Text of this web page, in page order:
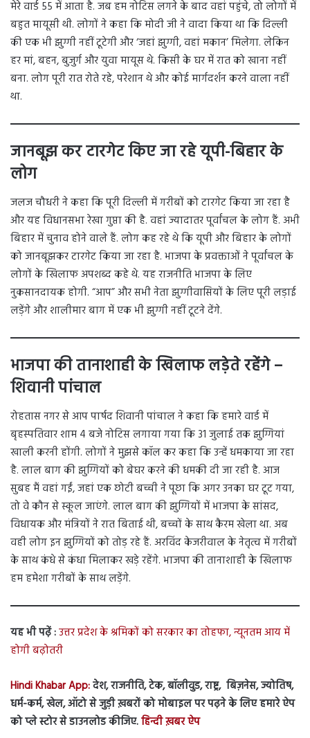
मेरे वार्ड 55 में आता है. जब हम नोटिस लगने के बाद वहां पहुंचे, तो लोगों में
बहुत मायूसी थी. लोगों ने कहा कि मोदी जी ने वादा किया था कि दिल्ली
की एक भी झुग्गी नहीं टूटेगी और ‘जहां झुग्गी, वहां मकान’ मिलेगा. लेकिन
हर मां, बहन, बुजुर्ग और युवा मायूस थे. किसी के घर में रात को खाना नहीं
बना. लोग पूरी रात रोते रहे, परेशान थे और कोई मार्गदर्शन करने वाला नहीं
था.
जानबूझ कर टारगेट किए जा रहे यूपी-बिहार के
लोग
जलज चौधरी ने कहा कि पूरी दिल्ली में गरीबों को टारगेट किया जा रहा है
और यह विधानसभा रेखा गुप्ता की है. वहां ज्यादातर पूर्वांचल के लोग हैं. अभी
बिहार में चुनाव होने वाले हैं. लोग कह रहे थे कि यूपी और बिहार के लोगों
को जानबूझकर टारगेट किया जा रहा है. भाजपा के प्रवक्ताओं ने पूर्वांचल के
लोगों के खिलाफ अपशब्द कहे थे. यह राजनीति भाजपा के लिए
नुकसानदायक होगी. “आप” और सभी नेता झुग्गीवासियों के लिए पूरी लड़ाई
लड़ेंगे और शालीमार बाग में एक भी झुग्गी नहीं टूटने देंगे.
भाजपा की तानाशाही के खिलाफ लड़ेते रहेंगे –
शिवानी पांचाल
रोहतास नगर से आप पार्षद शिवानी पांचाल ने कहा कि हमारे वार्ड में
बृहस्पतिवार शाम 4 बजे नोटिस लगाया गया कि 31 जुलाई तक झुग्गियां
खाली करनी होंगी. लोगों ने मुझसे कॉल कर कहा कि उन्हें धमकाया जा रहा
है. लाल बाग की झुग्गियों को बेघर करने की धमकी दी जा रही है. आज
सुबह मैं वहां गईं, जहां एक छोटी बच्ची ने पूछा कि अगर उनका घर टूट गया,
तो वे कौन से स्कूल जाएंगे. लाल बाग की झुग्गियों में भाजपा के सांसद,
विधायक और मंत्रियों ने रात बिताई थी, बच्चों के साथ कैरम खेला था. अब
वही लोग इन झुग्गियों को तोड़ रहे हैं. अरविंद केजरीवाल के नेतृत्व में गरीबों
के साथ कंधे से कंधा मिलाकर खड़े रहेंगे. भाजपा की तानाशाही के खिलाफ
हम हमेशा गरीबों के साथ लड़ेंगे.
यह भी पढ़ें :उत्तर प्रदेश के श्रमिकों को सरकार का तोहफा, न्यूनतम आय में
होगी बढ़ोतरी
Hindi Khabar App:देश, राजनीति, टेक, बॉलीवुड, राष्ट्र, बिज़नेस, ज्योतिष,
धर्म-कर्म, खेल, ऑटो से जुड़ी ख़बरों को मोबाइल पर पढ़ने के लिए हमारे ऐप
को प्ले स्टोर से डाउनलोड कीजिए.हिन्दी ख़बर ऐप